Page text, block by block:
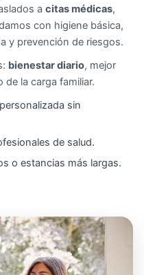
a citas médicas,
con higiene básica,
y prevención de riesgos.
bienestar diario, mejor
de la carga familiar.
sin
de salud.
o estancias más largas.